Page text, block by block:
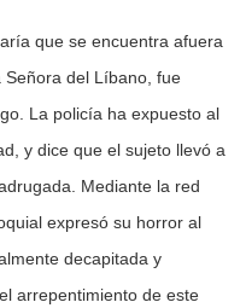
que se encuentra afuera
del Líbano, fue
La policía ha expuesto al
y dice que el sujeto llevó a
Mediante la red
expresó su horror al
decapitada y
arrepentimiento de este